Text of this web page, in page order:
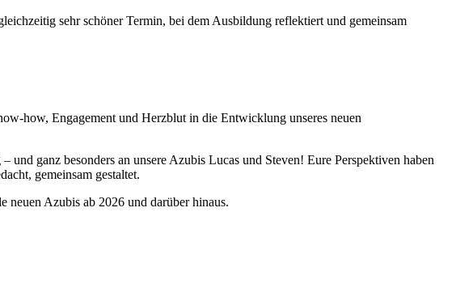
sehr schöner Termin, bei dem Ausbildung reflektiert und gemeinsam
how, Engagement und Herzblut in die Entwicklung unseres neuen
ganz besonders an unsere Azubis Lucas und Steven! Eure Perspektiven haben
gemeinsam gestaltet.
Azubis ab 2026 und darüber hinaus.